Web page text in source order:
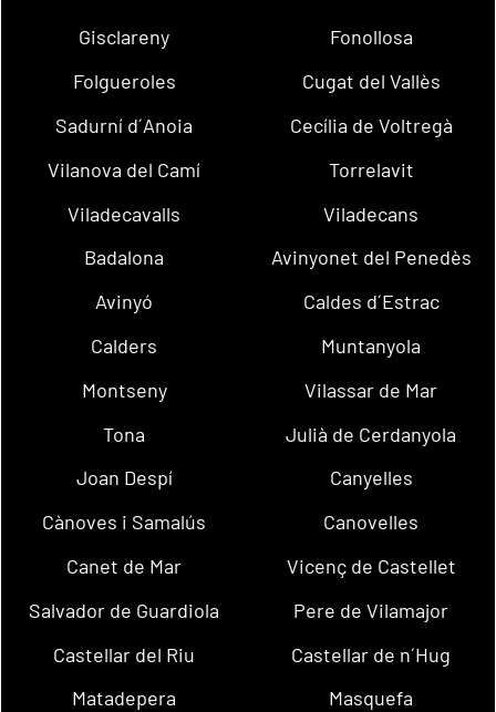
Gisclareny
Fonollosa
Folgueroles
Cugat del Vallès
Sadurní d´Anoia
Cecília de Voltregà
Vilanova del Camí
Torrelavit
Viladecavalls
Viladecans
Badalona
Avinyonet del Penedès
Avinyó
Caldes d´Estrac
Calders
Muntanyola
Montseny
Vilassar de Mar
Tona
Julià de Cerdanyola
Joan Despí
Canyelles
Cànoves i Samalús
Canovelles
Canet de Mar
Vicenç de Castellet
Salvador de Guardiola
Pere de Vilamajor
Castellar del Riu
Castellar de n´Hug
Matadepera
Masquefa